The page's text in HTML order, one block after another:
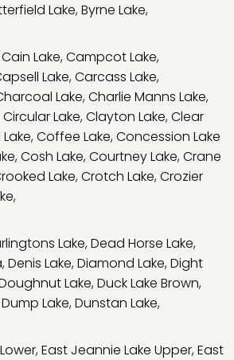
Lake,Byrne Lake,
Cain Lake,Campcot Lake,
Lake,Carcass Lake,
Lake,Charlie Manns Lake,
Circular Lake,Clayton Lake,Clear
,Coffee Lake,Concession Lake
,Cosh Lake,Courtney Lake,Crane
Lake,Crotch Lake,Crozier
,
Lake,Dead Horse Lake,
,Denis Lake,Diamond Lake,Dight
Lake,Duck Lake Brown,
Dump Lake,Dunstan Lake,
,East Jeannie Lake Upper,East